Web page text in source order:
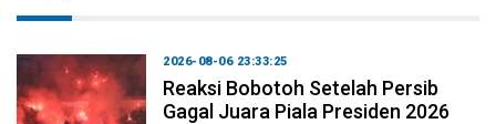
2026-08-06 23:33:25
Reaksi Bobotoh Setelah Persib
Gagal Juara Piala Presiden 2026